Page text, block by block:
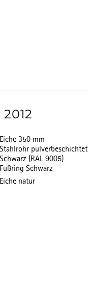
Eiche 350 mm
Stahlrohr pulverbeschichtet
Schwarz (RAL 9005)
Fußring Schwarz
Eiche natur